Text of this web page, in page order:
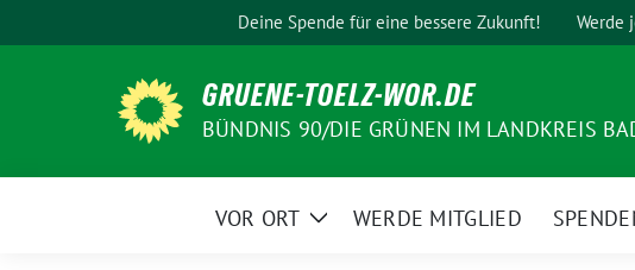
zum
Deine Spende für eine bessere Zukunft! Werde
GRUENE-TOELZ-WOR.DE
BÜNDNIS 90/DIE GRÜNEN IM LANDKREIS
VOR ORT
ZeigeWERDE MITGLIED